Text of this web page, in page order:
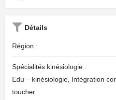
Détails
Région :
Spécialités kinésiologie :
Edu – kinésiologie, Intégration
toucher